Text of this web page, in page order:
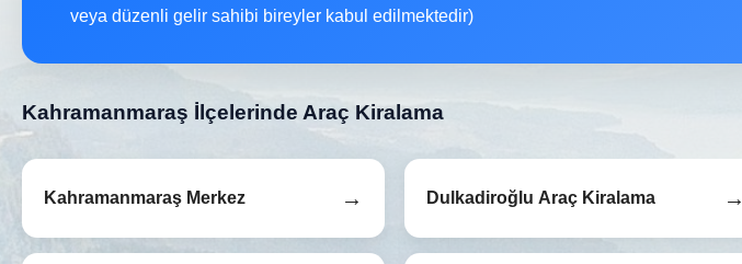
veya düzenli gelir sahibi bireyler kabul edilmektedir)
Kahramanmaraş İlçelerinde Araç Kiralama
Kahramanmaraş Merkez → Dulkadiroğlu Araç Kiralama →